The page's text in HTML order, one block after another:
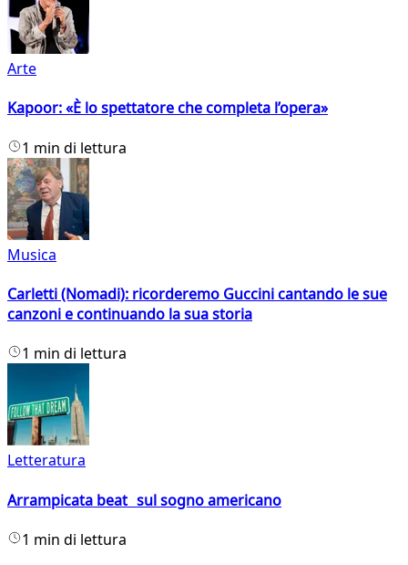
Arte
Kapoor: «È lo spettatore che completa l’opera»
1 min di lettura
Musica
Carletti (Nomadi): ricorderemo Guccini cantando le sue
canzoni e continuando la sua storia
1 min di lettura
Letteratura
Arrampicata beat sul sogno americano
1 min di lettura